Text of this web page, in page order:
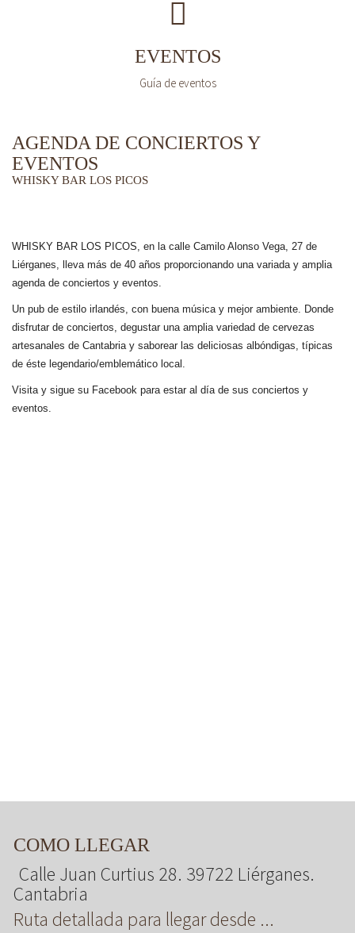
EVENTOS
Guía de eventos
AGENDA DE CONCIERTOS Y
EVENTOS
WHISKY BAR LOS PICOS
WHISKY BAR LOS PICOS, en la calle Camilo Alonso Vega, 27 de
Liérganes, lleva más de 40 años proporcionando una variada y amplia
agenda de conciertos y eventos.
Un pub de estilo irlandés, con buena música y mejor ambiente. Donde
disfrutar de conciertos, degustar una amplia variedad de cervezas
artesanales de Cantabria y saborear las deliciosas albóndigas, típicas
de éste legendario/emblemático local.
Visita y sigue su Facebook para estar al día de sus conciertos y
eventos.
COMO LLEGAR
Calle Juan Curtius 28. 39722 Liérganes.
Cantabria
Ruta detallada para llegar desde ...